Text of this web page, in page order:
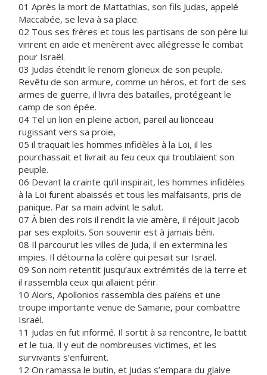
01 Après la mort de Mattathias, son fils Judas, appelé
Maccabée, se leva à sa place.
02 Tous ses frères et tous les partisans de son père lui
vinrent en aide et menèrent avec allégresse le combat
pour Israël.
03 Judas étendit le renom glorieux de son peuple.
Revêtu de son armure, comme un héros, et fort de ses
armes de guerre, il livra des batailles, protégeant le
camp de son épée.
04 Tel un lion en pleine action, pareil au lionceau
rugissant vers sa proie,
05 il traquait les hommes infidèles à la Loi, il les
pourchassait et livrait au feu ceux qui troublaient son
peuple.
06 Devant la crainte qu’il inspirait, les hommes infidèles
à la Loi furent abaissés et tous les malfaisants, pris de
panique. Par sa main advint le salut.
07 À bien des rois il rendit la vie amère, il réjouit Jacob
par ses exploits. Son souvenir est à jamais béni.
08 Il parcourut les villes de Juda, il en extermina les
impies. Il détourna la colère qui pesait sur Israël.
09 Son nom retentit jusqu’aux extrémités de la terre et
il rassembla ceux qui allaient périr.
10 Alors, Apollonios rassembla des païens et une
troupe importante venue de Samarie, pour combattre
Israël.
11 Judas en fut informé. Il sortit à sa rencontre, le battit
et le tua. Il y eut de nombreuses victimes, et les
survivants s’enfuirent.
12 On ramassa le butin, et Judas s’empara du glaive